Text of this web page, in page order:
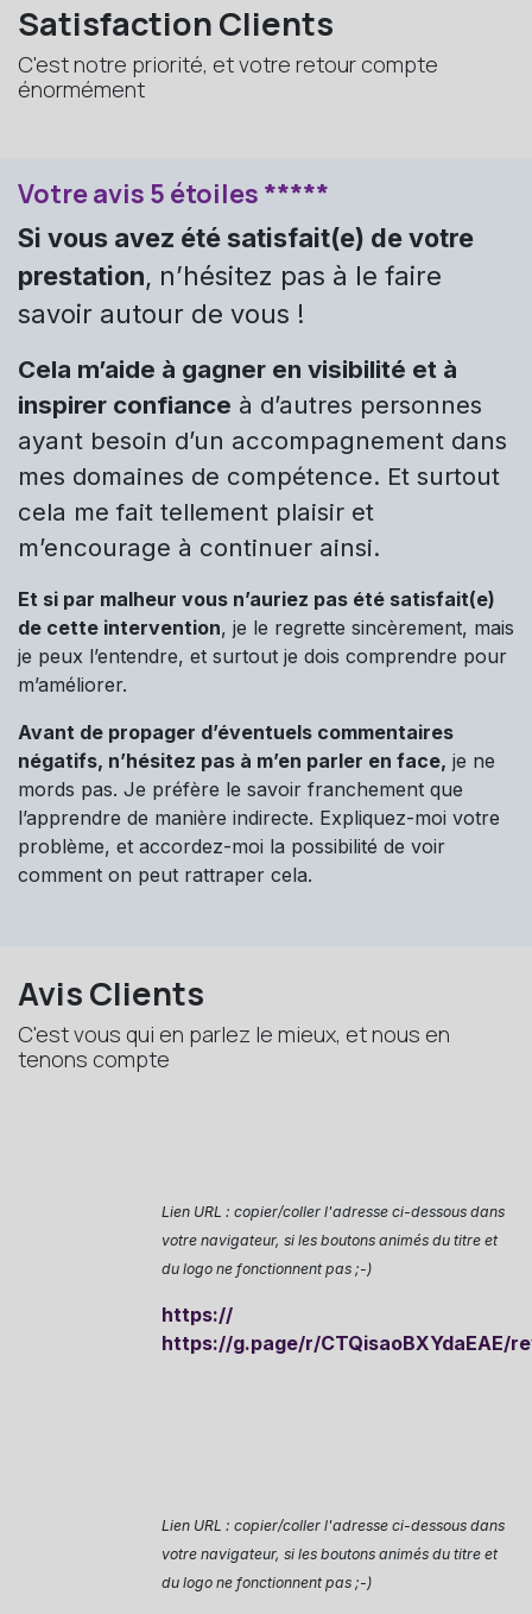
Satisfaction Clients
C'est notre priorité, et votre retour compte
énormément
Votre avis 5 étoiles *****
Si vous avez été satisfait(e) de votre
prestation, n’hésitez pas à le faire
savoir autour de vous !
Cela m’aide à gagner en visibilité et à
inspirer confiance à d’autres personnes
ayant besoin d’un accompagnement dans
mes domaines de compétence. Et surtout
cela me fait tellement plaisir et
m’encourage à continuer ainsi.
Et si par malheur vous n’auriez pas été satisfait(e)
de cette intervention, je le regrette sincèrement, mais
je peux l’entendre, et surtout je dois comprendre pour
m’améliorer.
Avant de propager d’éventuels commentaires
négatifs, n’hésitez pas à m’en parler en face, je ne
mords pas. Je préfère le savoir franchement que
l’apprendre de manière indirecte. Expliquez-moi votre
problème, et accordez-moi la possibilité de voir
comment on peut rattraper cela.
Avis Clients
C'est vous qui en parlez le mieux, et nous en
tenons compte
Lien URL : copier/coller l'adresse ci-dessous dans
votre navigateur, si les boutons animés du titre et
du logo ne fonctionnent pas ;-)
https://
https://g.page/r/CTQisaoBXYdaEAE/
Lien URL : copier/coller l'adresse ci-dessous dans
votre navigateur, si les boutons animés du titre et
du logo ne fonctionnent pas ;-)